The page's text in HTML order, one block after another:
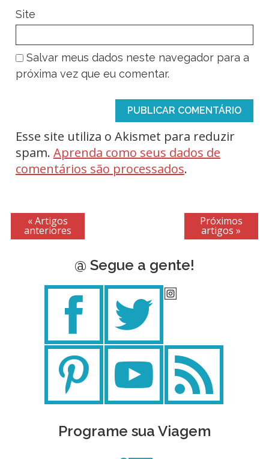
Site
Salvar meus dados neste navegador para a
próxima vez que eu comentar.
Esse site utiliza o Akismet para reduzir
spam. Aprenda como seus dados de
comentários são processados.
« Artigos
anteriores
Próximos
artigos »
@ Segue a gente!
Programe sua Viagem